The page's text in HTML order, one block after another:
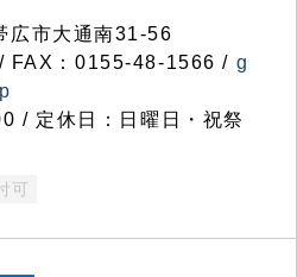
市大通南31-56
FAX：0155-48-1566 / g
/ 定休日：日曜日・祝祭
可